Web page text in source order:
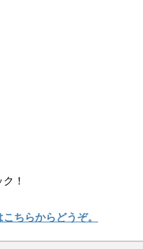
！
ちらからどうぞ。